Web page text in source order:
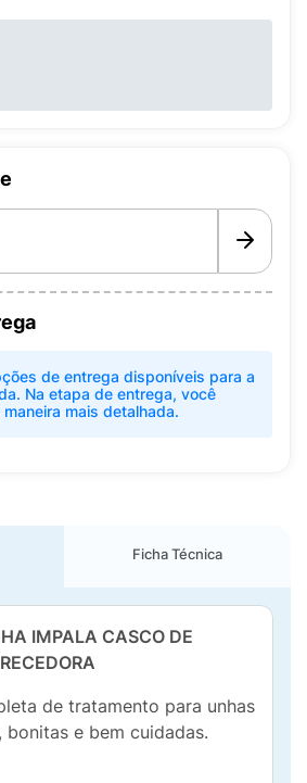
de entrega disponíveis para a
Na etapa de entrega, você
mais detalhada.
Ficha Técnica
IMPALA CASCO DE
de tratamento para unhas
bonitas e bem cuidadas.